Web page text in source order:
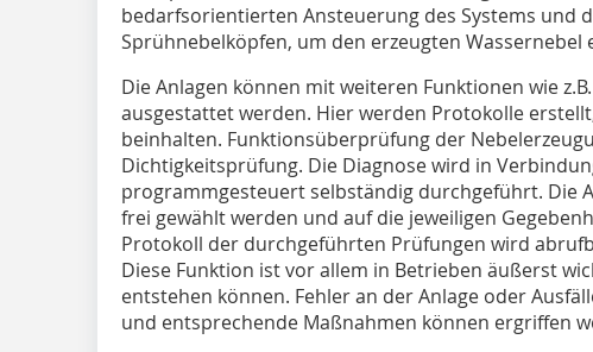
bedarfsorientierten ­Ansteuerung des Systems und
Sprühnebelköpfen, um den erzeugten Wassernebel
Die Anlagen können mit weiteren Funktionen wie
ausgestattet werden. Hier werden Protokolle
beinhalten. Funktionsüberprüfung der
Dichtigkeitsprüfung. Die Diagnose wird in
programmgesteuert selbständig durchgeführt. Die
frei gewählt werden und auf die jeweiligen
Protokoll der durch­geführten Prüfungen wird
Diese Funktion ist vor allem in Betrieben äußerst
entstehen können. Fehler an der Anlage oder
und entsprechende Maßnahmen können ergriffen